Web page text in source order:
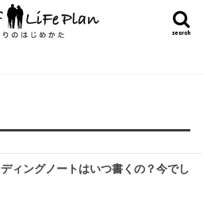
search
ィングノートはいつ書くの？今でし